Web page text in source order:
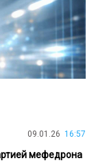
09.01.26 16:57
мефедрона